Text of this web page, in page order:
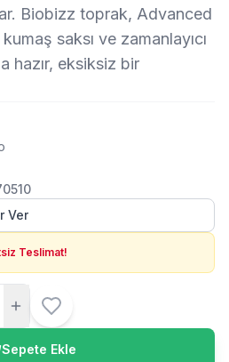
Biobizz toprak, Advanced
saksı ve zamanlayıcı
hazır, eksiksiz bir
Ver
Teslimat!
Sepete Ekle